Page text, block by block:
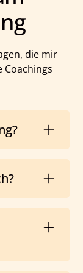
die mir
Coachings
bis drei